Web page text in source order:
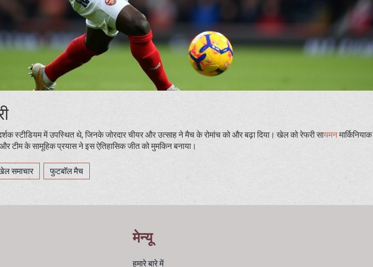
स्टीडियम में उपस्थित थे, जिनके जोरदार चीयर और उत्साह ने मैच के रोमांच को और बढ़ा दिया। खेल को रेफरी सायमन
टीम के सामूहिक प्रयास ने इस ऐतिहासिक जीत को मुमकिन बनाया।
समाचार फुटबॉल मैच
मेन्यू
हमारे बारे में